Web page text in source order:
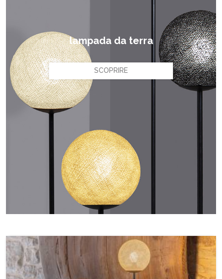
lampada da terra
SCOPRIRE